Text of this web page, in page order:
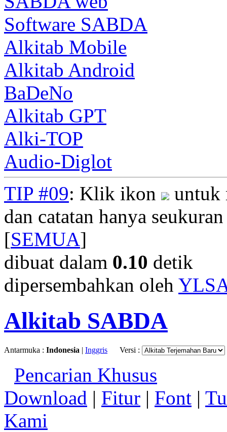
Software SABDA
Alkitab Mobile
Alkitab Android
BaDeNo
Alkitab GPT
Alki-TOP
Audio-Diglot
TIP #09: Klik ikon
untuk
dan catatan hanya
[SEMUA]
dibuat dalam 0.10 detik
dipersembahkan oleh
Alkitab SABDA
Antarmuka : Indonesia | Inggris Versi :
Pencarian Khusus
Download | Fitur | Font |
Kami